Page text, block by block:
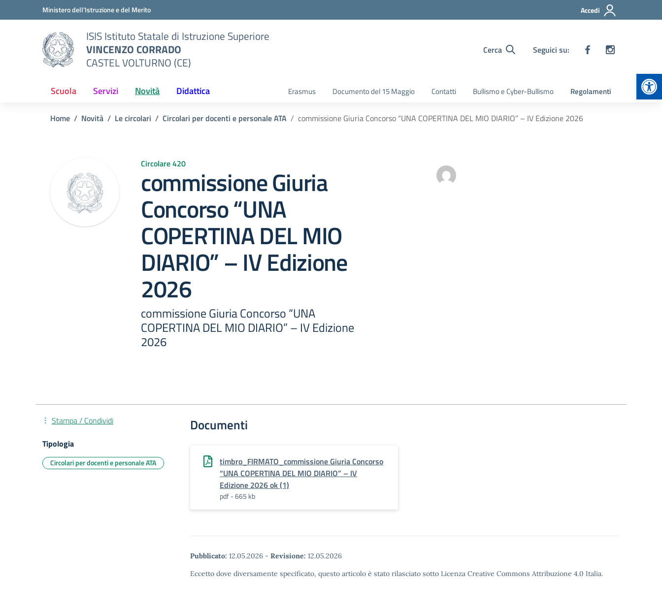
Vai ai contenuti
Vai al menu di navigazioneMinistero dell'Istruzione e del Merito Accedi
ISIS Istituto Statale di Istruzione Superiore
VINCENZO CORRADO
CASTEL VOLTURNO (CE)
Cerca Seguici su:
Scuola Servizi Novità Didattica Erasmus Documento del 15 Maggio Contatti Bullismo e Cyber-Bullismo Regolamenti
Home Novità Le circolari Circolari per docenti e personale ATA commissione Giuria Concorso “UNA COPERTINA DEL MIO DIARIO” – IV Edizione 2026
Circolare 420
commissione Giuria
Concorso “UNA
COPERTINA DEL MIO
DIARIO” – IV Edizione
2026
commissione Giuria Concorso “UNA
COPERTINA DEL MIO DIARIO” – IV Edizione
2026
Documenti
timbro_FIRMATO_commissione Giuria Concorso
“UNA COPERTINA DEL MIO DIARIO” – IV
Edizione 2026 ok (1)
pdf - 665 kb
Pubblicato: 12.05.2026 - Revisione: 12.05.2026
Eccetto dove diversamente specificato, questo articolo è stato rilasciato sotto Licenza Creative Commons Attribuzione 4.0 Italia.
Stampa / Condividi
Tipologia
Circolari per docenti e personale ATA